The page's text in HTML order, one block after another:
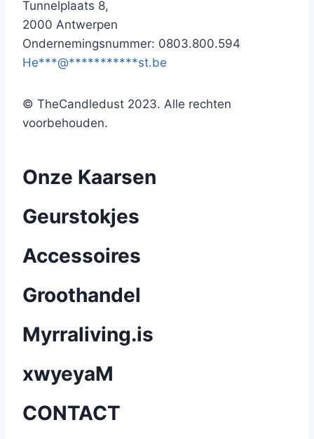
Tunnelplaats 8,
2000 Antwerpen
Ondernemingsnummer: 0803.800.594
He***@***********st.be
© TheCandledust 2023. Alle rechten
voorbehouden.
Onze Kaarsen
Geurstokjes
Accessoires
Groothandel
Myrraliving.is
xwyeyaM
CONTACT